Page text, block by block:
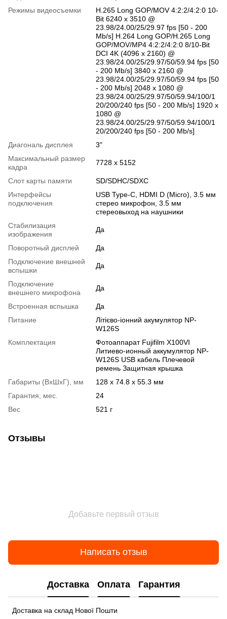
Режимы видеосъемки
H.265 Long GOP/MOV 4:2:2/4:2:0 10-
Bit 6240 x 3510 @
23.98/24.00/25/29.97 fps [50 - 200
Mb/s] H.264 Long GOP/H.265 Long
GOP/MOV/MP4 4:2:2/4:2:0 8/10-Bit
DCI 4K (4096 x 2160) @
23.98/24.00/25/29.97/50/59.94 fps [50
- 200 Mb/s] 3840 x 2160 @
23.98/24.00/25/29.97/50/59.94 fps [50
- 200 Mb/s] 2048 x 1080 @
23.98/24.00/25/29.97/50/59.94/100/1
20/200/240 fps [50 - 200 Mb/s] 1920 x
1080 @
23.98/24.00/25/29.97/50/59.94/100/1
20/200/240 fps [50 - 200 Mb/s]
Диагональ дисплея
3"
Максимальный размер
кадра
7728 x 5152
Слот карты памяти
SD/SDHC/SDXC
Интерфейсы
подключения
USB Type-C, HDMI D (Micro), 3.5 мм
стерео микрофон, 3.5 мм
стереовыход на наушники
Стабилизация
изображения
Да
Поворотный дисплей
Да
Подключение внешней
вспышки
Да
Подключение
внешнего микрофона
Да
Встроенная вспышка
Да
Питание
Літієво-іонний акумулятор NP-
W126S
Комплектация
Фотоаппарат Fujifilm X100VI
Литиево-ионный аккумулятор NP-
W126S USB кабель Плечевой
ремень Защитная крышка
Габариты (ВхШхГ), мм
128 x 74.8 x 55.3 мм
Гарантия, мес.
24
Вес
521 г
Отзывы
Добавьте первый отзыв
Написать отзыв
Доставка Оплата Гарантия
Доставка на склад Нової Пошти